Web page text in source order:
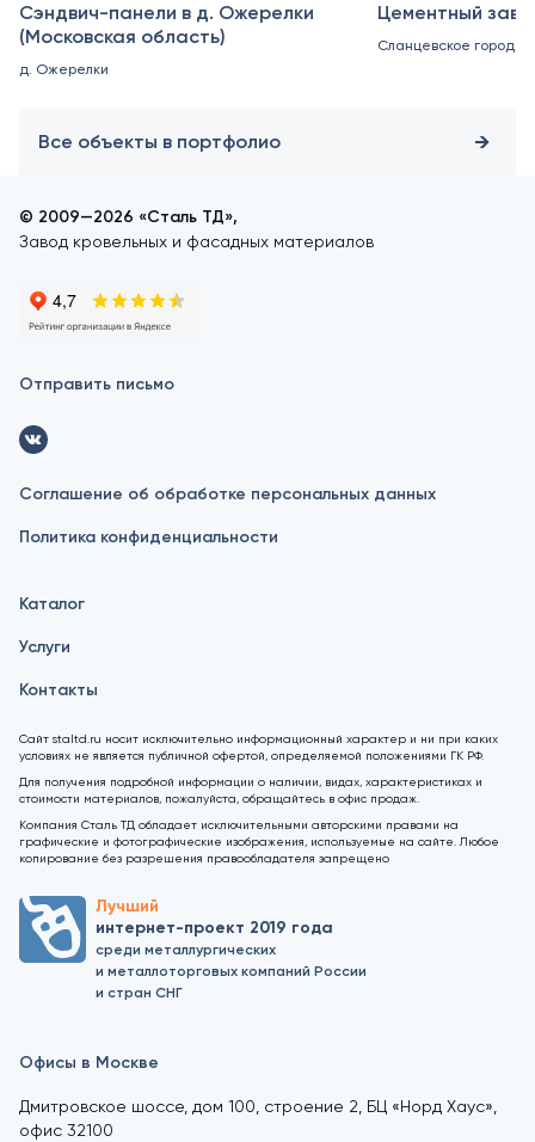
Сэндвич-панели в д. Ожерелки
(Московская область)
д. Ожерелки
Цементный
Сланцевское
Все объекты в портфолио
© 2009—2026 «Сталь ТД»,
Завод кровельных и фасадных материалов
Отправить письмо
Соглашение об обработке персональных данных
Политика конфиденциальности
Каталог
Услуги
Контакты
Сайт staltd.ru носит исключительно информационный характер и ни при каких
условиях не является публичной офертой, определяемой положениями ГК РФ.
Для получения подробной информации о наличии, видах, характеристиках и
стоимости материалов, пожалуйста, обращайтесь в офис продаж.
Компания Сталь ТД обладает исключительными авторскими правами на
графические и фотографические изображения, используемые на сайте. Любое
копирование без разрешения правообладателя запрещено
Лучший
интернет-проект 2019 года
среди металлургических
и металлоторговых компаний России
и стран СНГ
Офисы в Москве
Дмитровское шоссе, дом 100, строение 2, БЦ «Норд Хаус»,
офис 32100